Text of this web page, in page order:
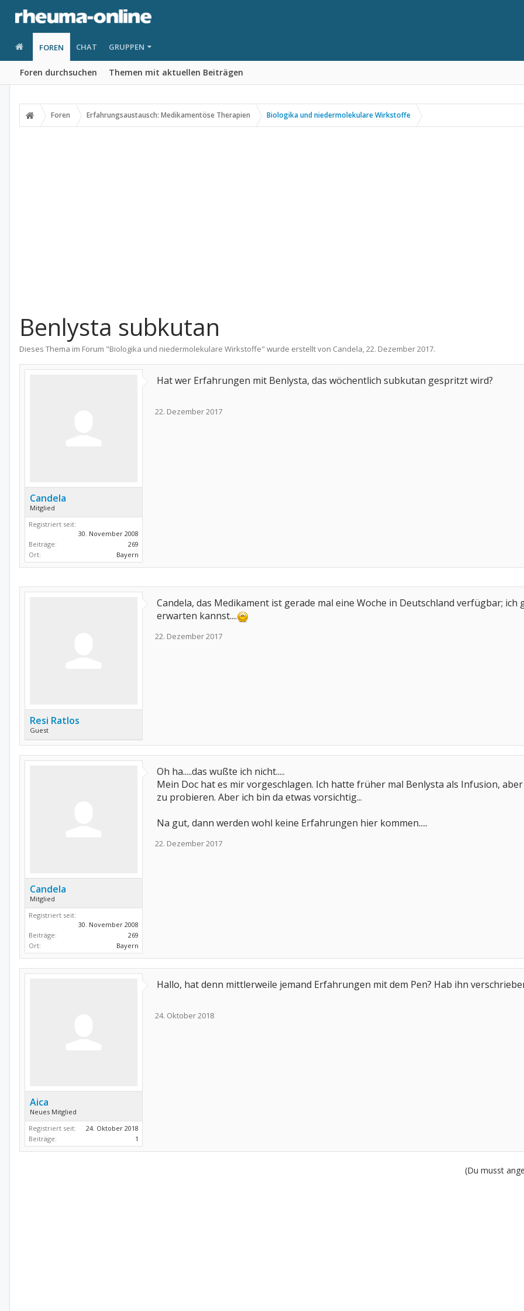
FOREN
Foren durchsuchen Themen mit aktuellen Beiträgen
CHAT GRUPPEN
Foren Erfahrungsaustausch: Medikamentöse Therapien Biologika und niedermolekulare Wirkstoffe
Benlysta subkutan
Dieses Thema im Forum "Biologika und niedermolekulare Wirkstoffe" wurde erstellt von Candela,22. Dezember 2017.
Candela
Mitglied
Registriert seit:
30. November 2008
Beiträge:
269
Ort:
Bayern
Hat wer Erfahrungen mit Benlysta, das wöchentlich subkutan gespritzt wird?
22. Dezember 2017
Resi Ratlos
Guest
Candela, das Medikament ist gerade mal eine Woche in Deutschland verfügbar;
erwarten kannst....
22. Dezember 2017
Candela
Mitglied
Registriert seit:
30. November 2008
Beiträge:
269
Ort:
Bayern
Oh ha.....das wußte ich nicht.....
Mein Doc hat es mir vorgeschlagen. Ich hatte früher mal Benlysta als Infusion,
zu probieren. Aber ich bin da etwas vorsichtig...
Na gut, dann werden wohl keine Erfahrungen hier kommen.....
22. Dezember 2017
Aica
Neues Mitglied
Registriert seit:
24. Oktober 2018
Beiträge:
1
Hallo, hat denn mittlerweile jemand Erfahrungen mit dem Pen? Hab ihn
24. Oktober 2018
(Du musst